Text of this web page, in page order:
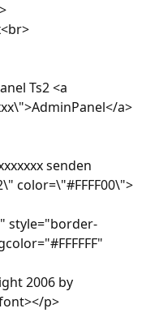
Ts2 <a
a>
senden
color=\"#FFFF00\">
style="border-
2006 by
p>